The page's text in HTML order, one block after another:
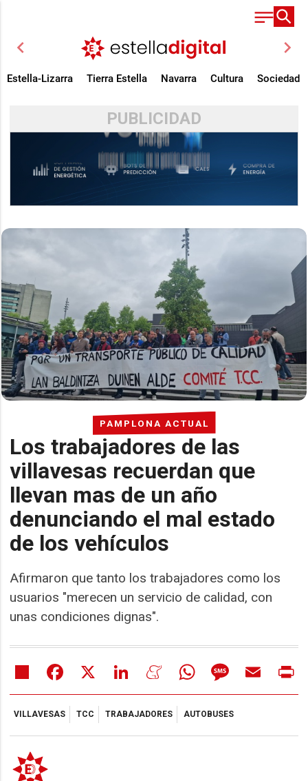
chevron_left chevron_right
Estella-Lizarra Tierra Estella Navarra Cultura Sociedad
PUBLICIDAD
PAMPLONA ACTUAL
Los trabajadores de las
villavesas recuerdan que
llevan mas de un año
denunciando el mal estado
de los vehículos
Afirmaron que tanto los trabajadores como los
usuarios "merecen un servicio de calidad, con
unas condiciones dignas".
Share Facebook LinkedIn MeneameWhatsAppMessageEmail
VILLAVESAS TCC TRABAJADORES AUTOBUSES